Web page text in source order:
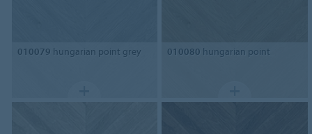
010079 hungarian point grey 010080 hungarian point